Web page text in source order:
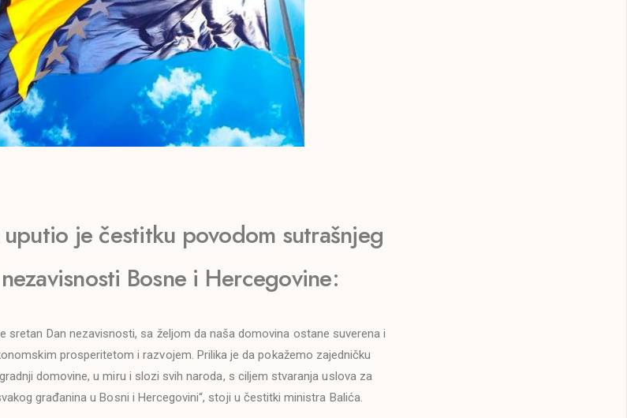
je čestitku povodom sutrašnjeg
Bosne i Hercegovine:
sretan Dan nezavisnosti, sa željom da naša domovina ostane suverena i
prosperitetom i razvojem. Prilika je da pokažemo zajedničku
domovine, u miru i slozi svih naroda, s ciljem stvaranja uslova za
građanina u Bosni i Hercegovini“, stoji u čestitki ministra Balića.